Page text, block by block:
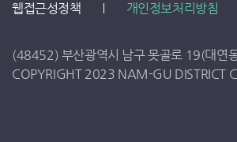
웹접근성정책 개인정보처리방침
(48452) 부산광역시 남구 못골로 19(대연
COPYRIGHT 2023 NAM-GU DISTRICT